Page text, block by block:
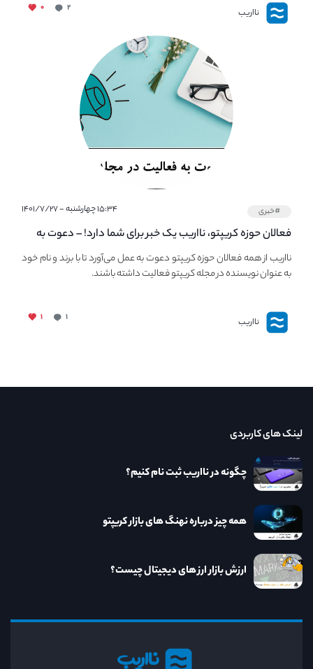
نااریب ۲ ۰
#خبری ۱۵:۳۴ چهارشنبه - ۱۴۰۱/۷/۲۷
فعالان حوزه کریپتو، نااریب یک خبر برای شما دارد! – دعوت به
فعالیت در مجله کریپتو
نااریب از همه فعالان حوزه کریپتو دعوت به عمل می‌آورد تا با برند و نام خود
به عنوان نویسنده در مجله کریپتو فعالیت داشته باشند.
نااریب ۱ ۱
نااریب
لینک های کاربردی
چگونه در نااریب ثبت نام کنیم؟
همه چیز درباره نهنگ های بازار کریپتو
ارزش بازار ارز های دیجیتال چیست؟